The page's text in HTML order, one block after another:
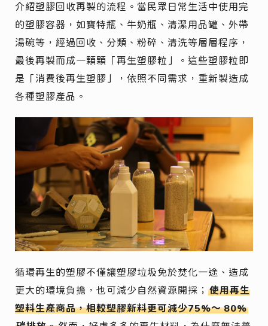
介紹塑膠回收再製的流程。當民眾日常生活中使用完
的塑膠容器，如寶特瓶、牛奶瓶、清潔用品罐、外帶
湯碗等，經過回收、分類、粉碎、清洗等層層程序，
最後再製而成一顆顆「再生塑膠粒」。這些塑膠粒即
是「消費後再生塑膠」，依照不同需求，重新製造成
各種塑膠產品。
循環再生的塑膠不僅讓塑膠垃圾免於焚化一途、造成
更大的環境負擔，也可減少自然資源開採；使用再生
塑料生產商品，相較塑膠新料更可減少75%～ 80%